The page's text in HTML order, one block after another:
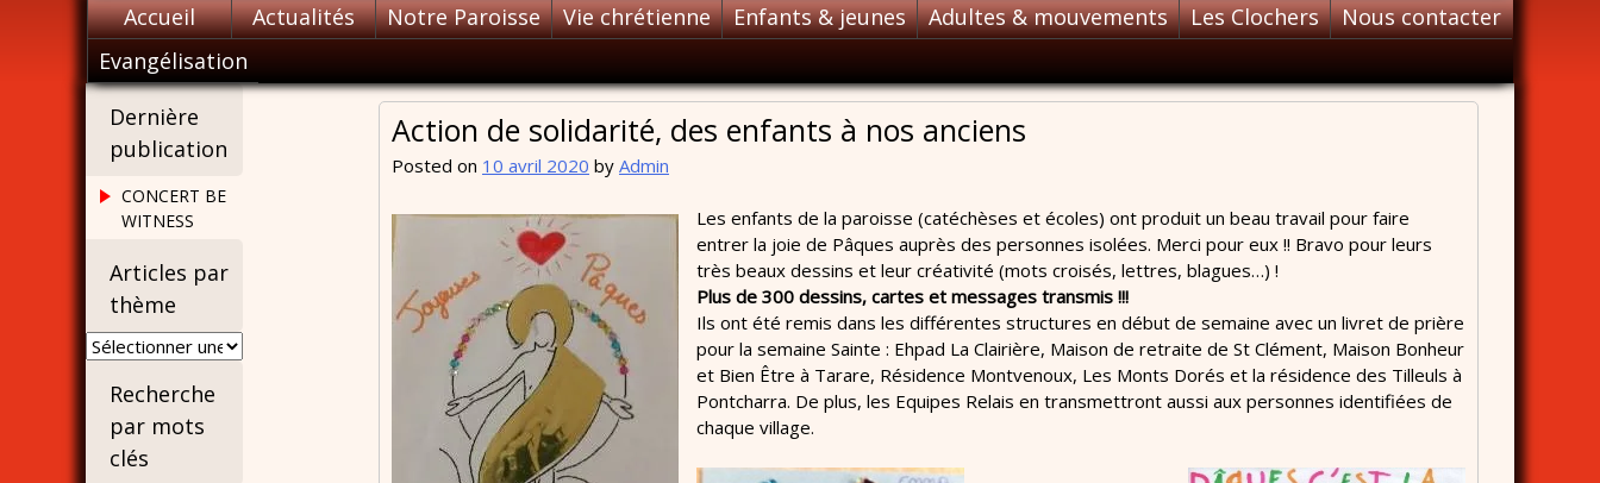
Accueil Actualités Notre Paroisse Vie chrétienne Enfants & jeunes Adultes & mouvements Les Clochers
Nous contacter
Evangélisation
Action de solidarité, des enfants à nos anciens
Posted on 10 avril 2020 by Admin
Les enfants de la paroisse (catéchèses et écoles) ont produit un beau travail pour faire
entrer la joie de Pâques auprès des personnes isolées. Merci pour eux !! Bravo pour leurs
très beaux dessins et leur créativité (mots croisés, lettres, blagues…) !
Plus de 300 dessins, cartes et messages transmis !!!
Ils ont été remis dans les différentes structures en début de semaine avec un livret de prière
pour la semaine Sainte : Ehpad La Clairière, Maison de retraite de St Clément, Maison Bonheur
et Bien Être à Tarare, Résidence Montvenoux, Les Monts Dorés et la résidence des Tilleuls à
Pontcharra. De plus, les Equipes Relais en transmettront aussi aux personnes identifiées de
chaque village.
Dernière
publication
CONCERT BE
WITNESS
Articles par
thème
Articles
thème
Recherche
par mots
clés